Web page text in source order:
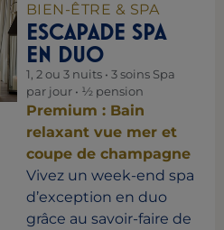
BIEN-ÊTRE & SPA
ESCAPADE SPA
EN DUO
1, 2 ou 3 nuits • 3 soins Spa
par jour • ½ pension
Premium : Bain
relaxant vue mer et
coupe de champagne
Vivez un week-end spa
d’exception en duo
grâce au savoir-faire de